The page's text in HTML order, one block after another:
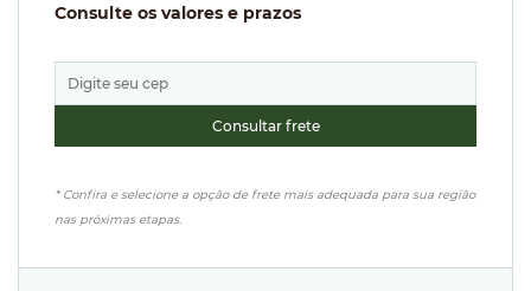
Consulte os valores e prazos
* Confira e selecione a opção de frete mais adequada para sua região
nas próximas etapas.